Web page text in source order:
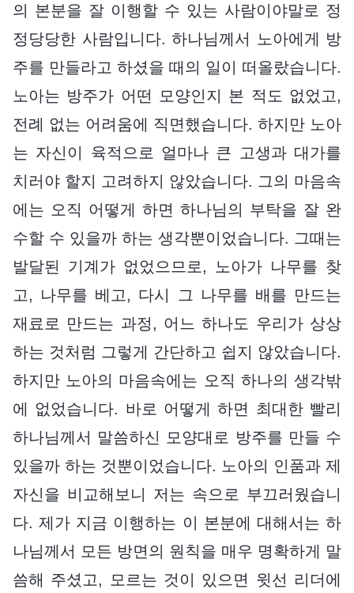
의 본분을 잘 이행할 수 있는 사람이야말로 정
정당당한 사람입니다. 하나님께서 노아에게 방
주를 만들라고 하셨을 때의 일이 떠올랐습니다.
노아는 방주가 어떤 모양인지 본 적도 없었고,
전례 없는 어려움에 직면했습니다. 하지만 노아
는 자신이 육적으로 얼마나 큰 고생과 대가를
치러야 할지 고려하지 않았습니다. 그의 마음속
에는 오직 어떻게 하면 하나님의 부탁을 잘 완
수할 수 있을까 하는 생각뿐이었습니다. 그때는
발달된 기계가 없었으므로, 노아가 나무를 찾
고, 나무를 베고, 다시 그 나무를 배를 만드는
재료로 만드는 과정, 어느 하나도 우리가 상상
하는 것처럼 그렇게 간단하고 쉽지 않았습니다.
하지만 노아의 마음속에는 오직 하나의 생각밖
에 없었습니다. 바로 어떻게 하면 최대한 빨리
하나님께서 말씀하신 모양대로 방주를 만들 수
있을까 하는 것뿐이었습니다. 노아의 인품과 제
자신을 비교해보니 저는 속으로 부끄러웠습니
다. 제가 지금 이행하는 이 본분에 대해서는 하
나님께서 모든 방면의 원칙을 매우 명확하게 말
씀해 주셨고, 모르는 것이 있으면 윗선 리더에